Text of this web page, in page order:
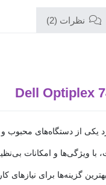
نظرات (2)
ویژگی‌ها و امکانات